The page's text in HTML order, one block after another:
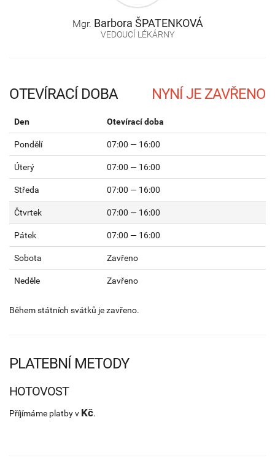
Mgr. Barbora ŠPATENKOVÁ
VEDOUCÍ LÉKÁRNY
OTEVÍRACÍ DOBA
Den Otevírací doba
Pondělí 07:00 — 16:00
Úterý 07:00 — 16:00
Středa 07:00 — 16:00
Čtvrtek 07:00 — 16:00
Pátek 07:00 — 16:00
Sobota Zavřeno
Neděle Zavřeno
Během státních svátků je zavřeno.
PLATEBNÍ METODY
HOTOVOST
Příjímáme platby v Kč.